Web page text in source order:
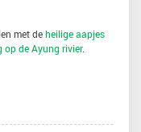
met deheilige aapjes
de Ayung rivier.